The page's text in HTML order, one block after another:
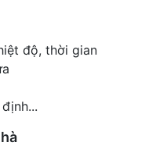
độ, thời gian